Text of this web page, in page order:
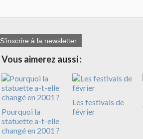
S'inscrire à la newsletter
Vous aimerez aussi :
Pourquoi la
statuette a-t-elle
changé en 2001 ?
Les festivals de
février